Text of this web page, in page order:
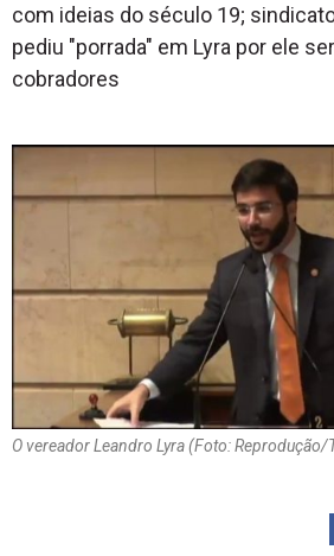
com ideias do século 19;
pediu "porrada" em Lyra por ele
cobradores
O vereador Leandro Lyra (Foto: Reprodução/